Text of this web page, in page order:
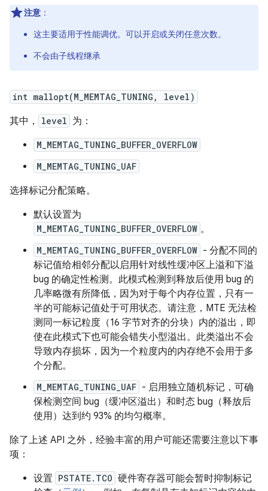
注意 ：
这主要适用于性能调优。可以开启或关闭任意次数。
不会由子线程继承
int mallopt(M_MEMTAG_TUNING, level)
其中， level 为：
M_MEMTAG_TUNING_BUFFER_OVERFLOW
M_MEMTAG_TUNING_UAF
选择标记分配策略。
默认设置为
M_MEMTAG_TUNING_BUFFER_OVERFLOW 。
M_MEMTAG_TUNING_BUFFER_OVERFLOW - 分配不同的
标记值给相邻分配以启用针对线性缓冲区上溢和下溢
bug 的确定性检测。此模式检测到释放后使用 bug 的
几率略微有所降低，因为对于每个内存位置，只有一
半的可能标记值处于可用状态。请注意，MTE 无法检
测同一标记粒度（16 字节对齐的分块）内的溢出，即
使在此模式下也可能会错失小型溢出。此类溢出不会
导致内存损坏，因为一个粒度内的内存绝不会用于多
个分配。
M_MEMTAG_TUNING_UAF - 启用独立随机标记，可确
保检测空间 bug（缓冲区溢出）和时态 bug（释放后
使用）达到约 93% 的均匀概率。
除了上述 API 之外，经验丰富的用户可能还需要注意以下事
项：
设置 PSTATE.TCO 硬件寄存器可能会暂时抑制标记